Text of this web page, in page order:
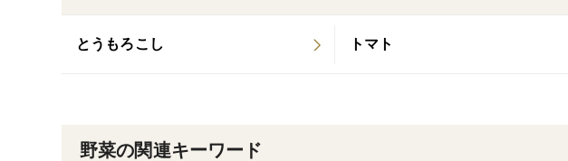
とうもろこし トマト
野菜の関連キーワード